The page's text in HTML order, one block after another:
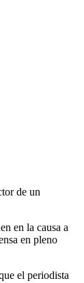
de un
en la causa a
en pleno
el periodista